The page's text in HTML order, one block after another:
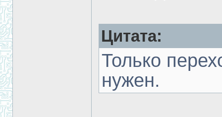
Цитата:
Только
нужен.